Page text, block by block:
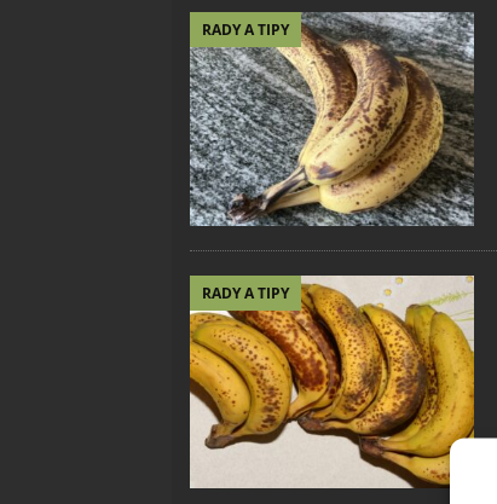
RADY A TIPY
RADY A TIPY